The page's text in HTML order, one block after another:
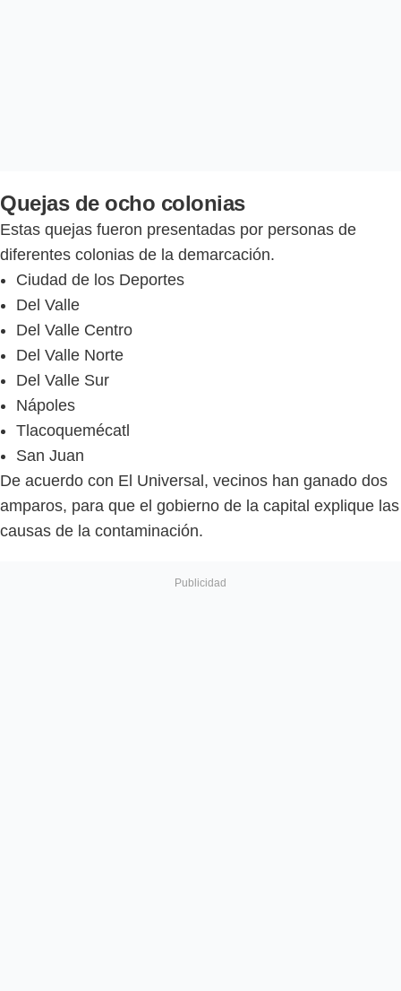
Quejas de ocho colonias
Estas quejas fueron presentadas por personas de
diferentes colonias de la demarcación.
Ciudad de los Deportes
Del Valle
Del Valle Centro
Del Valle Norte
Del Valle Sur
Nápoles
Tlacoquemécatl
San Juan
De acuerdo con El Universal, vecinos han ganado dos
amparos, para que el gobierno de la capital explique las
causas de la contaminación.